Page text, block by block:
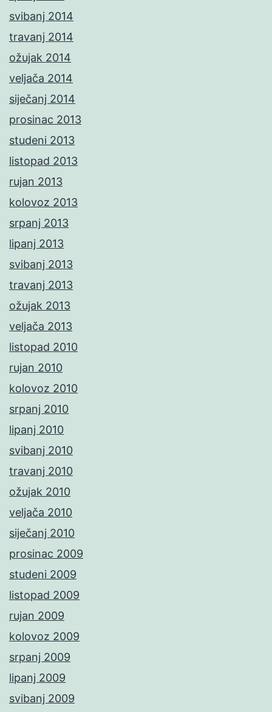
svibanj 2014
travanj 2014
ožujak 2014
veljača 2014
siječanj 2014
prosinac 2013
studeni 2013
listopad 2013
rujan 2013
kolovoz 2013
srpanj 2013
lipanj 2013
svibanj 2013
travanj 2013
ožujak 2013
veljača 2013
listopad 2010
rujan 2010
kolovoz 2010
srpanj 2010
lipanj 2010
svibanj 2010
travanj 2010
ožujak 2010
veljača 2010
siječanj 2010
prosinac 2009
studeni 2009
listopad 2009
rujan 2009
kolovoz 2009
srpanj 2009
lipanj 2009
svibanj 2009